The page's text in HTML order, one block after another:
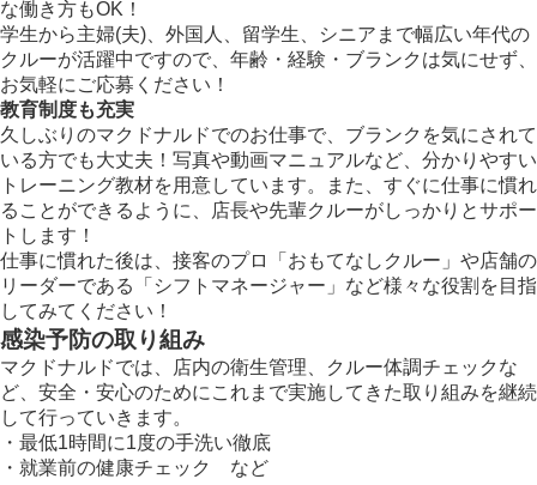
な働き方もOK！
学生から主婦(夫)、外国人、留学生、シニアまで幅広い年代の
クルーが活躍中ですので、年齢・経験・ブランクは気にせず、
お気軽にご応募ください！
教育制度も充実
久しぶりのマクドナルドでのお仕事で、ブランクを気にされて
いる方でも大丈夫！写真や動画マニュアルなど、分かりやすい
トレーニング教材を用意しています。また、すぐに仕事に慣れ
ることができるように、店長や先輩クルーがしっかりとサポー
トします！
仕事に慣れた後は、接客のプロ「おもてなしクルー」や店舗の
リーダーである「シフトマネージャー」など様々な役割を目指
してみてください！
感染予防の取り組み
マクドナルドでは、店内の衛生管理、クルー体調チェックな
ど、安全・安心のためにこれまで実施してきた取り組みを継続
して行っていきます。
・最低1時間に1度の手洗い徹底
・就業前の健康チェック など